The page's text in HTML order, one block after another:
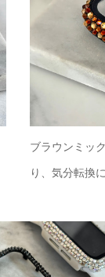
ブラウンミッ
り、気分転換